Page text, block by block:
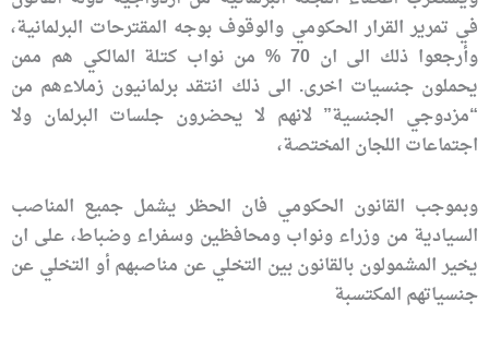
في تمرير القرار الحكومي والوقوف بوجه المقترحات البرلمانية،
وأرجعوا ذلك الى ان 70 % من نواب كتلة المالكي هم ممن
يحملون جنسيات اخرى. الى ذلك انتقد برلمانيون زملاءهم من
“مزدوجي الجنسية” لانهم لا يحضرون جلسات البرلمان ولا
اجتماعات اللجان المختصة،
وبموجب القانون الحكومي فان الحظر يشمل جميع المناصب
السيادية من وزراء ونواب ومحافظين وسفراء وضباط، على ان
يخير المشمولون بالقانون بين التخلي عن مناصبهم أو التخلي عن
جنسياتهم المكتسبة